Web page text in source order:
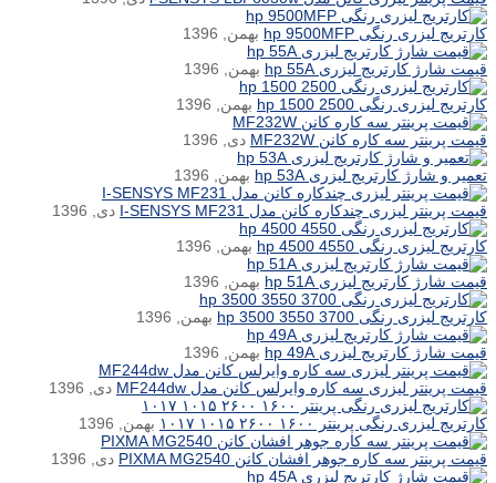
کارتریج لیزری رنگی hp 9500MFP
بهمن, 1396
قیمت شارژ کارتریج لیزری hp 55A
بهمن, 1396
کارتریج لیزری رنگی hp 1500 2500
بهمن, 1396
قیمت پرینتر سه کاره کانن MF232W
دی, 1396
تعمیر و شارژ کارتریج لیزری hp 53A
بهمن, 1396
قیمت پرینتر لیزری چندکاره کانن مدل I-SENSYS MF231
دی, 1396
کارتریج لیزری رنگی hp 4500 4550
بهمن, 1396
قیمت شارژ کارتریج لیزری hp 51A
بهمن, 1396
کارتریج لیزری رنگی hp 3500 3550 3700
بهمن, 1396
قیمت شارژ کارتریج لیزری hp 49A
بهمن, 1396
قیمت پرینتر لیزری سه کاره وایرلس کانن مدل MF244dw
دی, 1396
کارتریج لیزری رنگی پرینتر ۱۶۰۰ ۲۶۰۰ ۱۰۱۵ ۱۰۱۷
بهمن, 1396
قیمت پرینتر سه کاره جوهر افشان کانن PIXMA MG2540
دی, 1396